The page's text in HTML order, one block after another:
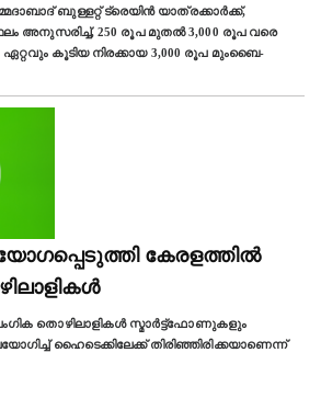
ബുള്ളറ്റ് ട്രെയിൻ യാത്രക്കാർക്ക്,
അനുസരിച്ച്, 250 രൂപ മുതൽ 3,000 രൂപ വരെ
ഏറ്റവും കൂടിയ നിരക്കായ 3,000 രൂപ മുംബൈ-
കേരളത്തിൽ
തൊഴിലാളികള്‍ സ്മാർട്ട്ഫോണുകളും
ഹൈടെക്കിലേക്ക് തിരിഞ്ഞിരിക്കയാണെന്ന്